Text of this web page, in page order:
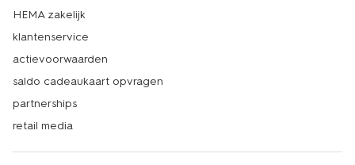
HEMA zakelijk
klantenservice
actievoorwaarden
saldo cadeaukaart opvragen
partnerships
retail media